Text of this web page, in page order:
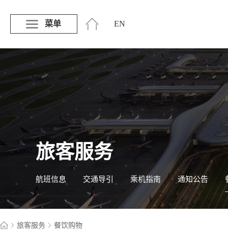
菜单 EN
旅客服务
航班信息 交通导引 乘机指南 通知公告
旅客服务 餐饮购物